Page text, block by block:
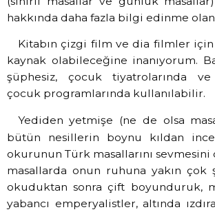
hakkında daha fazla bilgi edinme
Kitabın çizgi film ve dia filmler
kaynak olabileceğine inanıyorum.
şüphesiz, çocuk tiyatrolarında ve
çocuk programlarında kullanılabilir.
Yediden yetmişe (ne de olsa
bütün nesillerin boynu kıldan
okurunun Türk masallarını
masallarda onun ruhuna yakın çok
okuduktan sonra çift boyunduruk,
yabancı emperyalistler, altında